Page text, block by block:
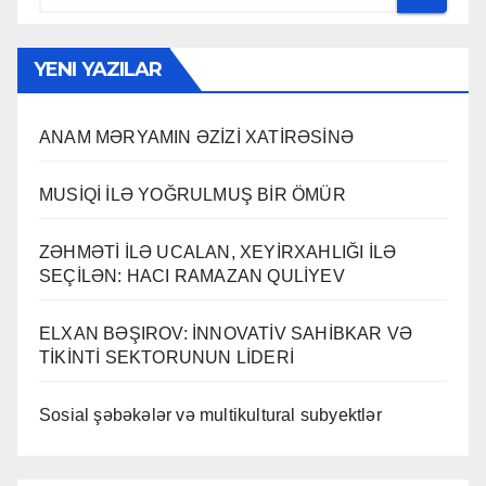
YENI YAZILAR
ANAM MƏRYAMIN ƏZİZİ XATİRƏSİNƏ
MUSİQİ İLƏ YOĞRULMUŞ BİR ÖMÜR
ZƏHMƏTİ İLƏ UCALAN, XEYİRXAHLIĞI İLƏ
SEÇİLƏN: HACI RAMAZAN QULİYEV
ELXAN BƏŞIROV: İNNOVATİV SAHİBKAR VƏ
TİKİNTİ SEKTORUNUN LİDERİ
Sosial şəbəkələr və multikultural subyektlər